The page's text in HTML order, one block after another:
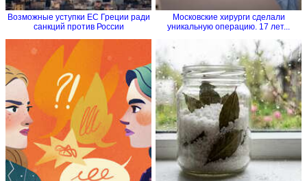
Возможные уступки ЕС Греции ради
санкций против России
Московские хирурги сделали
уникальную операцию. 17 лет...